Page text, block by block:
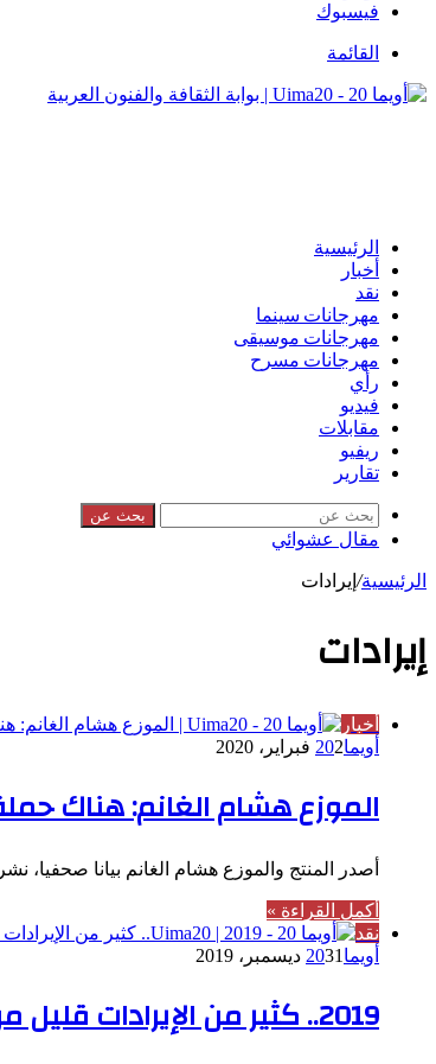
فيسبوك
القائمة
الرئيسية
أخبار
نقد
مهرجانات سينما
مهرجانات موسيقى
مهرجانات مسرح
رأي
فيديو
مقابلات
ريفيو
تقارير
بحث عن
مقال عشوائي
الرئيسية/ إيرادات
إيرادات
أخبار
أويما202 فبراير، 2020
الموزع هشام الغانم: هناك
أصدر المنتج والموزع هشام الغانم بيانا
أكمل القراءة »
نقد
أويما20 31 ديسمبر، 2019
2019.. كثير من الإيرادات قليل من السينما